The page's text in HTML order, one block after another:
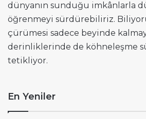
dünyanın sunduğu imkânlarla
öğrenmeyi sürdürebiliriz.
çürümesi sadece beyinde
derinliklerinde de köhneleşme
tetikliyor.
En Yeniler